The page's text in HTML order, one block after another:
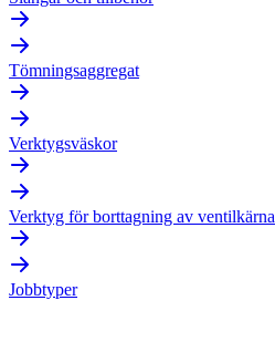
Tömningsaggregat
Verktygsväskor
Verktyg för borttagning av ventilkärna
Jobbtyper